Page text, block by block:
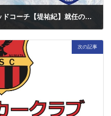
新監督【狩野淳】新GM兼ヘッドコーチ【堤祐紀】就任のご挨拶
次の記事